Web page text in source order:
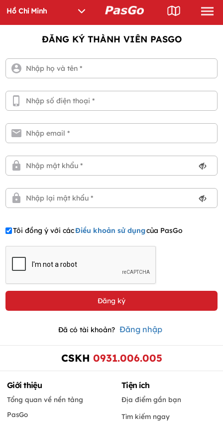
ĐĂNG KÝ THÀNH VIÊN PASGO
Tôi đồng ý với cácĐiều khoản sử dụngcủa PasGo
Đã có tài khoản? Đăng nhập
CSKH 0931.006.005
Giới thiệu
Tổng quan về nền tảng
PasGo
Tiện ích
Địa điểm gần bạn
Tìm kiếm ngay